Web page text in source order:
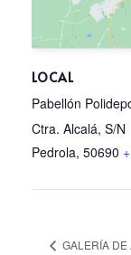
LOCAL
Pabellón
Ctra. Alcalá, S/N
Pedrola, 50690
GALERÍA DE